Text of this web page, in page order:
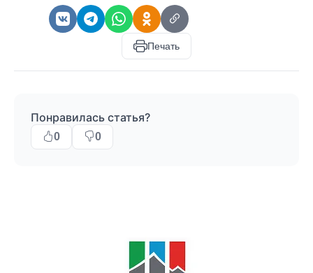
Печать
Понравилась статья?
0 0